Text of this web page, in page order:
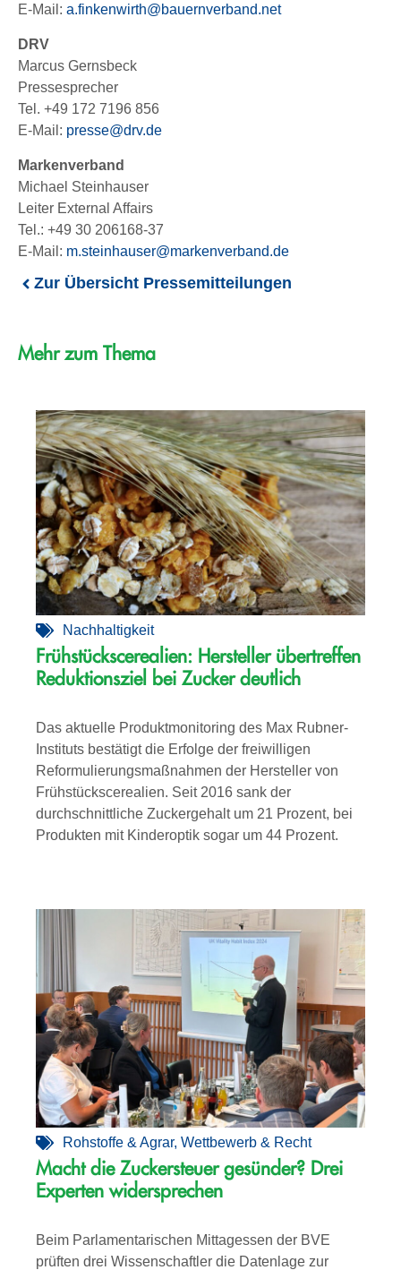
E-Mail: a.finkenwirth@bauernverband.net
DRV
Marcus Gernsbeck
Pressesprecher
Tel. +49 172 7196 856
E-Mail: presse@drv.de
Markenverband
Michael Steinhauser
Leiter External Affairs
Tel.: +49 30 206168-37
E-Mail: m.steinhauser@markenverband.de
Zur Übersicht Pressemitteilungen
Mehr zum Thema
Nachhaltigkeit
Frühstückscerealien: Hersteller übertreffen
Reduktionsziel bei Zucker deutlich
Das aktuelle Produktmonitoring des Max Rubner-
Instituts bestätigt die Erfolge der freiwilligen
Reformulierungsmaßnahmen der Hersteller von
Frühstückscerealien. Seit 2016 sank der
durchschnittliche Zuckergehalt um 21 Prozent, bei
Produkten mit Kinderoptik sogar um 44 Prozent.
Rohstoffe & Agrar, Wettbewerb & Recht
Macht die Zuckersteuer gesünder? Drei
Experten widersprechen
Beim Parlamentarischen Mittagessen der BVE
prüften drei Wissenschaftler die Datenlage zur